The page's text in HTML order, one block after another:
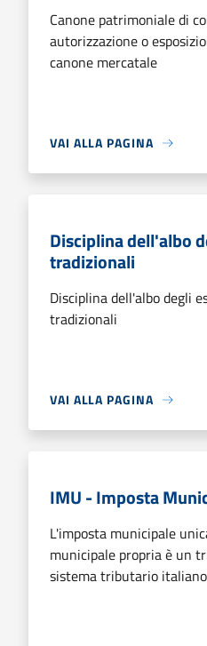
Canone patrimoniale di
autorizzazione o
canone mercatale
VAI ALLA PAGINA
Disciplina dell'albo
tradizionali
Disciplina dell'albo degli
tradizionali
VAI ALLA PAGINA
IMU - Imposta
L'imposta municipale
municipale propria è un
sistema tributario